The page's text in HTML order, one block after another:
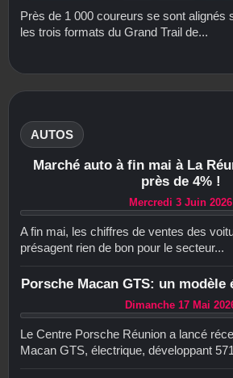
Près de 1 000 coureurs se sont alignés
les trois formats du Grand Trail de...
AUTOS
Marché auto à fin mai à La
près de 4% !
Mercredi 3 Juin 2026
A fin mai, les chiffres de ventes des
présagent rien de bon pour le secteur...
Porsche Macan GTS: un
Dimanche 17 Mai
Le Centre Porsche Réunion a lancé
Macan GTS, électrique, développant